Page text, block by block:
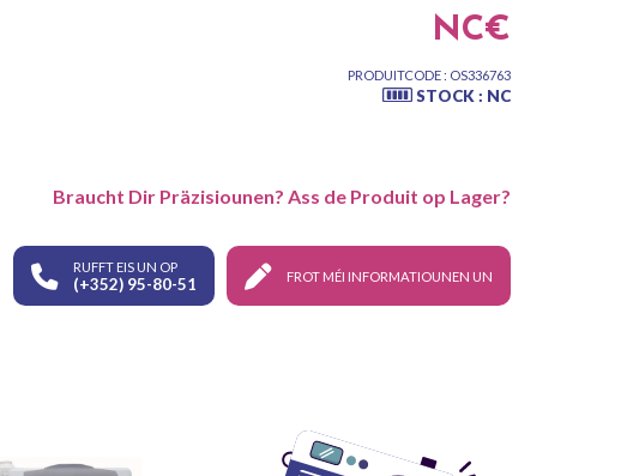
NC€
PRODUITCODE : OS336763
STOCK : NC
Braucht Dir Präzisiounen? Ass de Produit op Lager?
RUFFT EIS UN OP
(+352) 95-80-51 FROT MÉI INFORMATIOUNEN UN